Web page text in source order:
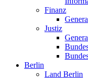
Finanz
Justiz
Berlin
Land Berlin